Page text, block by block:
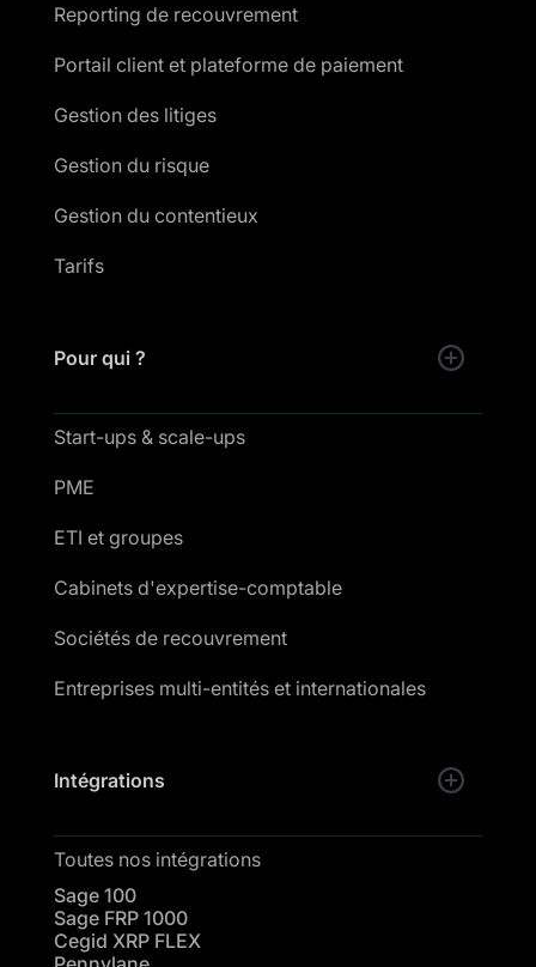
Reporting de recouvrement
Portail client et plateforme de paiement
Gestion des litiges
Gestion du risque
Gestion du contentieux
Tarifs
Pour qui ?
Start-ups & scale-ups
PME
ETI et groupes
Cabinets d'expertise-comptable
Sociétés de recouvrement
Entreprises multi-entités et internationales
Intégrations
Toutes nos intégrations
Sage 100
Sage FRP 1000
Cegid XRP FLEX